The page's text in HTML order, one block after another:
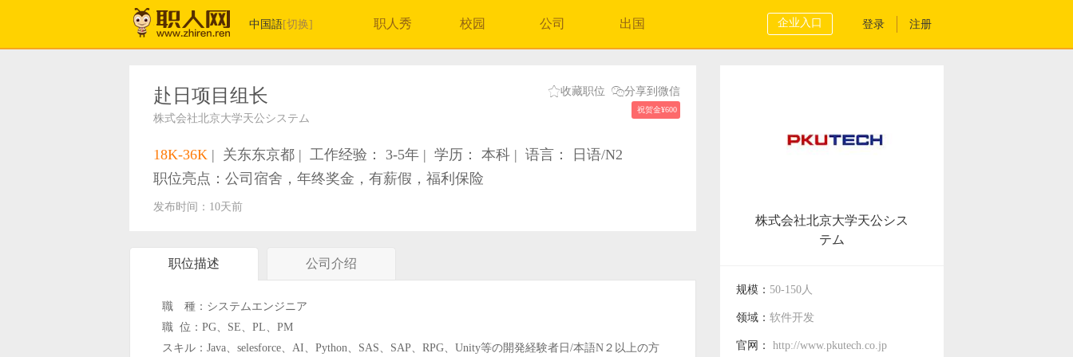
中国語[切换] 职人秀 校园 公司 出国 企业入口 登录 注册
赴日项目组长
株式会社北京大学天公システム
18K-36K | 关东东京都 | 工作经验： 3-5年 | 学历： 本科 | 语言： 日语/N2
职位亮点：公司宿舍，年终奖金，有薪假，福利保险
发布时间：10天前
收藏职位 分享到微信
祝贺金¥600
职位描述 公司介绍
職 種：システムエンジニア
職 位：PG、SE、PL、PM
スキル：Java、selesforce、AI、Python、SAS、SAP、RPG、Unity等の開発経験者日/本語N２以上の方
株式会社北京大学天公シス
テム
规模： 50-150人
领域： 软件开发
官网： http://www.pkutech.co.jp